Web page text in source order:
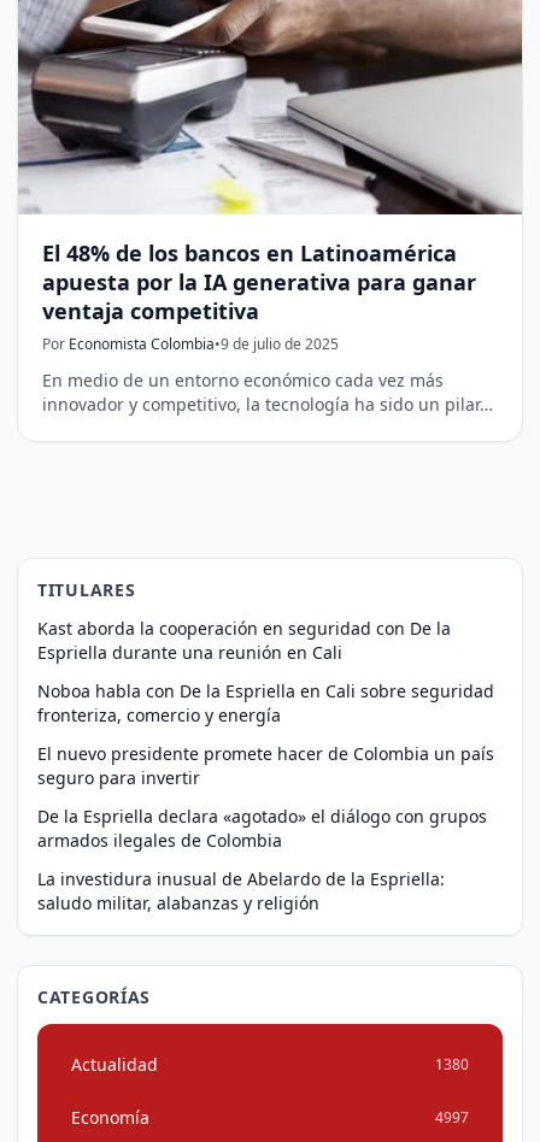
El 48% de los bancos en Latinoamérica
apuesta por la IA generativa para ganar
ventaja competitiva
Por Economista Colombia•9 de julio de 2025
En medio de un entorno económico cada vez más
innovador y competitivo, la tecnología ha sido un pilar…
TITULARES
Kast aborda la cooperación en seguridad con De la
Espriella durante una reunión en Cali
Noboa habla con De la Espriella en Cali sobre seguridad
fronteriza, comercio y energía
El nuevo presidente promete hacer de Colombia un país
seguro para invertir
De la Espriella declara «agotado» el diálogo con grupos
armados ilegales de Colombia
La investidura inusual de Abelardo de la Espriella:
saludo militar, alabanzas y religión
CATEGORÍAS
Actualidad 1380
Economía 4997